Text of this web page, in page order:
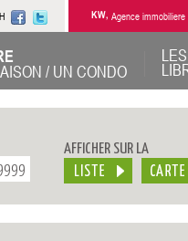
KW, Agence immobiliere
/ UN CONDO
AFFICHER SUR LA